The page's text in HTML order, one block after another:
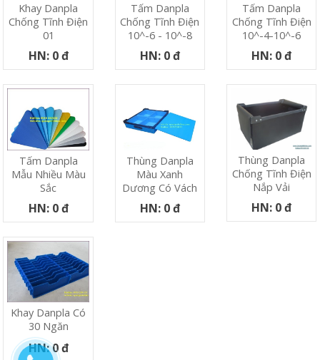
Khay Danpla
Chống Tĩnh Điện
01
HN: 0 đ
Tấm Danpla
Chống Tĩnh Điện
10^-6 - 10^-8
HN: 0 đ
Tấm Danpla
Chống Tĩnh Điện
10^-4-10^-6
HN: 0 đ
Tấm Danpla
Mẫu Nhiều Màu
Sắc
HN: 0 đ
Thùng Danpla
Màu Xanh
Dương Có Vách
HN: 0 đ
Thùng Danpla
Chống Tĩnh Điện
Nắp Vải
HN: 0 đ
Khay Danpla Có
30 Ngăn
HN: 0 đ